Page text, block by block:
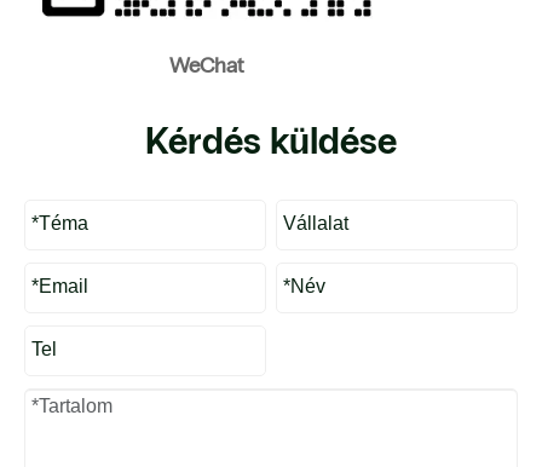
WeChat
Kérdés küldése